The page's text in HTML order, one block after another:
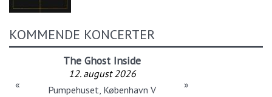
KOMMENDE KONCERTER
The Ghost Inside
12. august 2026
Pumpehuset, København V
« »